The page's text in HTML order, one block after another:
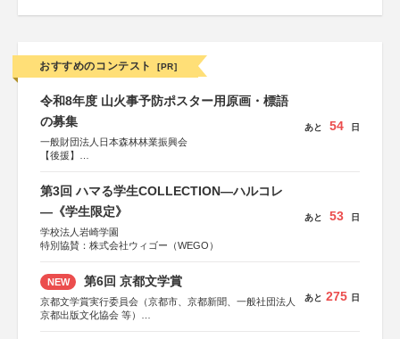
おすすめのコンテスト [PR]
令和8年度 山火事予防ポスター用原画・標語
の募集
一般財団法人日本森林林業振興会
【後援】
会、森林火災対策協会
あと 54 日
第3回 ハマる学生COLLECTION―ハルコレ
―《学生限定》
学校法人岩崎学園
特別協賛：株式会社ウィゴー（WEGO）
あと 53 日
NEW 第6回 京都文学賞
京都文学賞実行委員会（京都市、京都新聞、一般社団法人
京都出版文化協会 等）
あと 275 日